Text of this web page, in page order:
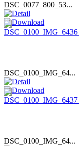
DSC_0077_800_53...
DSC_0100_IMG_64...
DSC_0100_IMG_64...